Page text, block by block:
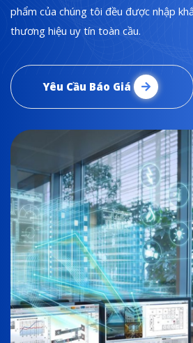
phẩm của chúng tôi đều được nhập
thương hiệu uy tín toàn cầu.
Yêu Cầu Báo Giá